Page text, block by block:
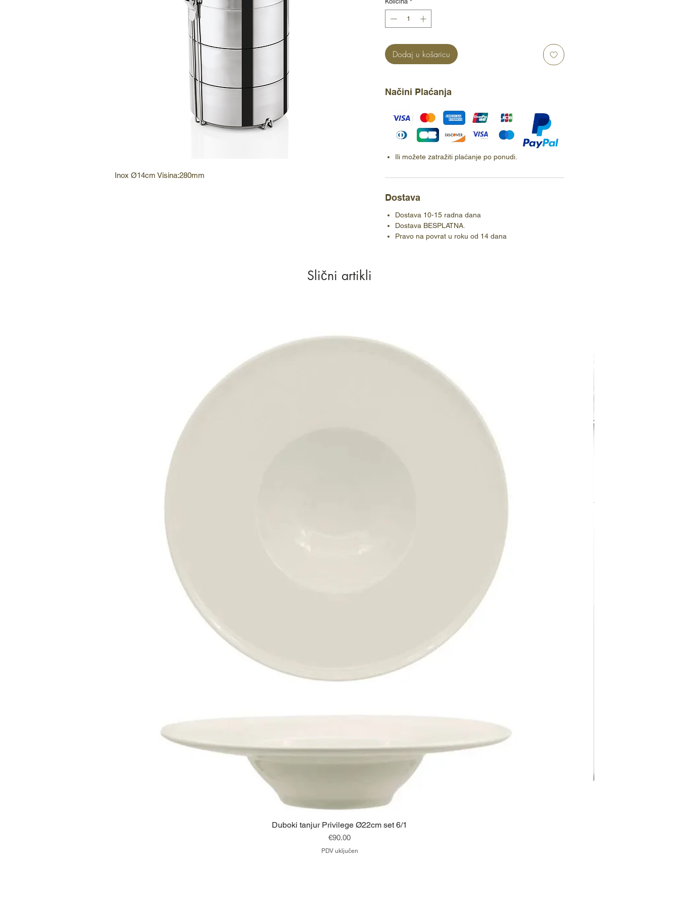
Inox Ø14cm Visina:280mm
Dodaj u košaricu
Načini Plaćanja
Ili možete zatražiti plaćanje po ponudi.
Dostava
Dostava 10-15 radna dana
Dostava BESPLATNA.
Pravo na povrat u roku od 14 dana
Slični artikli
Brzi pregled
Duboki tanjur Privilege Ø22cm set 6/1
Cijena
€90.00
PDV uključen